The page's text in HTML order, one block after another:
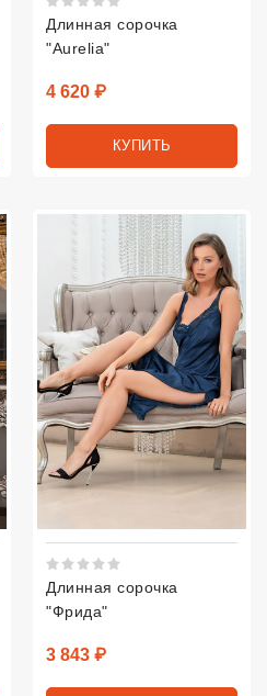
Длинная сорочка
"Aurelia"
Цена
4 620 ₽
КУПИТЬ
Длинная сорочка
"Фрида"
Цена
3 843 ₽